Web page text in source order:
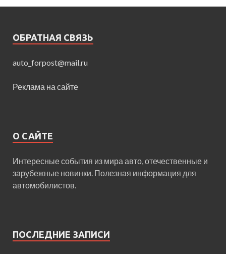
ОБРАТНАЯ СВЯЗЬ
auto_forpost@mail.ru
Реклама на сайте
О САЙТЕ
Интересные события из мира авто, отечественные и
зарубежные новинки. Полезная информация для
автомобилистов.
ПОСЛЕДНИЕ ЗАПИСИ